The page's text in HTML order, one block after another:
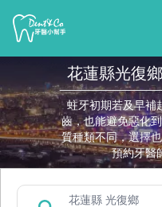
花蓮縣光復
蛀牙初期若及早補
齒，也能避免惡化
質種類不同，選擇
預約牙醫
花蓮縣 光復鄉